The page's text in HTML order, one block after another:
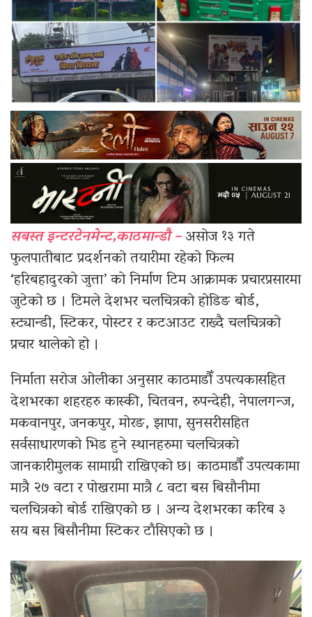
सबस्त इन्टरटेनमेन्ट,काठमान्डौ –असोज १३ गते
फुलपातीबाट प्रदर्शनको तयारीमा रहेको फिल्म
‘हरिबहादुरको जुत्ता’ को निर्माण टिम आक्रामक प्रचारप्रसारमा
जुटेको छ । टिमले देशभर चलचित्रको होडिङ बोर्ड,
स्ट्यान्डी, स्टिकर, पोस्टर र कटआउट राख्दै चलचित्रको
प्रचार थालेको हो ।
निर्माता सरोज ओलीका अनुसार काठमाडौँ उपत्यकासहित
देशभरका शहरहरु कास्की, चितवन, रुपन्देही, नेपालगन्ज,
मकवानपुर, जनकपुर, मोरङ, झापा, सुनसरीसहित
सर्वसाधारणको भिड हुने स्थानहरुमा चलचित्रको
जानकारीमुलक सामाग्री राखिएको छ। काठमाडौँ उपत्यकामा
मात्रै २७ वटा र पोखरामा मात्रै ८ वटा बस बिसौनीमा
चलचित्रको बोर्ड राखिएको छ । अन्य देशभरका करिब ३
सय बस बिसौनीमा स्टिकर टाँसिएको छ ।